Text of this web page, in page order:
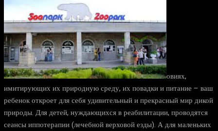
овиях,
имитирующих их природную среду, их повадки и питание – ваш
ребенок откроет для себя удивительный и прекрасный мир дикой
природы. Для детей, нуждающихся в реабилитации, проводятся
сеансы иппотерапии (лечебной верховой езды). А для маленьких